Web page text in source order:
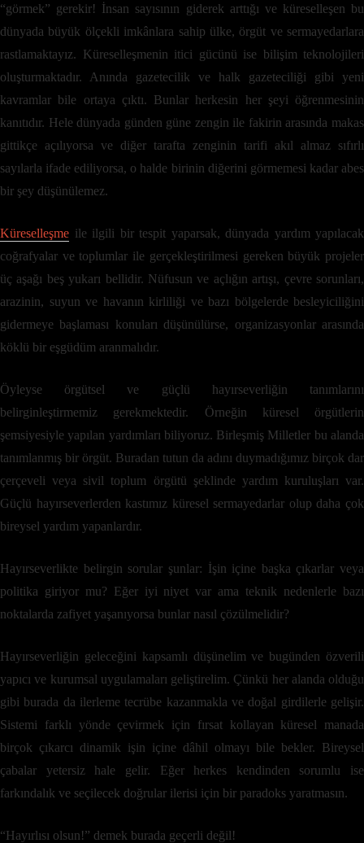
“görmek” gerekir! İnsan sayısının giderek arttığı ve küreselleşen bu
dünyada büyük ölçekli imkânlara sahip ülke, örgüt ve sermayedarlara
rastlamaktayız. Küreselleşmenin itici gücünü ise bilişim teknolojileri
oluşturmaktadır. Anında gazetecilik ve halk gazeteciliği gibi yeni
kavramlar bile ortaya çıktı. Bunlar herkesin her şeyi öğrenmesinin
kanıtıdır. Hele dünyada günden güne zengin ile fakirin arasında makas
gittikçe açılıyorsa ve diğer tarafta zenginin tarifi akıl almaz sıfırlı
sayılarla ifade ediliyorsa, o halde birinin diğerini görmemesi kadar abes
bir şey düşünülemez.
Küreselleşme ile ilgili bir tespit yaparsak, dünyada yardım yapılacak
coğrafyalar ve toplumlar ile gerçekleştirilmesi gereken büyük projeler
üç aşağı beş yukarı bellidir. Nüfusun ve açlığın artışı, çevre sorunları,
arazinin, suyun ve havanın kirliliği ve bazı bölgelerde besleyiciliğini
gidermeye başlaması konuları düşünülürse, organizasyonlar arasında
köklü bir eşgüdüm aranmalıdır.
Öyleyse örgütsel ve güçlü hayırseverliğin tanımlarını
belirginleştirmemiz gerekmektedir. Örneğin küresel örgütlerin
şemsiyesiyle yapılan yardımları biliyoruz. Birleşmiş Milletler bu alanda
tanımlanmış bir örgüt. Buradan tutun da adını duymadığımız birçok dar
çerçeveli veya sivil toplum örgütü şeklinde yardım kuruluşları var.
Güçlü hayırseverlerden kastımız küresel sermayedarlar olup daha çok
bireysel yardım yapanlardır.
Hayırseverlikte belirgin sorular şunlar: İşin içine başka çıkarlar veya
politika giriyor mu? Eğer iyi niyet var ama teknik nedenlerle bazı
noktalarda zafiyet yaşanıyorsa bunlar nasıl çözülmelidir?
Hayırseverliğin geleceğini kapsamlı düşünelim ve bugünden özverili
yapıcı ve kurumsal uygulamaları geliştirelim. Çünkü her alanda olduğu
gibi burada da ilerleme tecrübe kazanmakla ve doğal girdilerle gelişir.
Sistemi farklı yönde çevirmek için fırsat kollayan küresel manada
birçok çıkarcı dinamik işin içine dâhil olmayı bile bekler. Bireysel
çabalar yetersiz hale gelir. Eğer herkes kendinden sorumlu ise
farkındalık ve seçilecek doğrular ilerisi için bir paradoks yaratmasın.
“Hayırlısı olsun!” demek burada geçerli değil!